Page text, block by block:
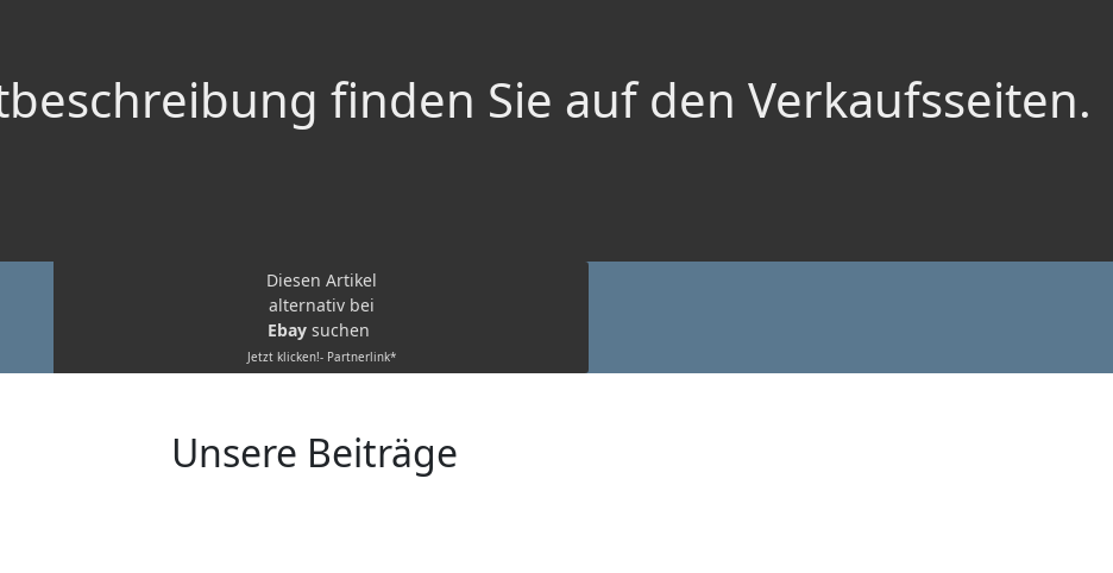
finden Sie auf den Verkaufsseiten.
Diesen Artikel
alternativ bei
Ebay suchen
Jetzt klicken!- Partnerlink*
Unsere Beiträge